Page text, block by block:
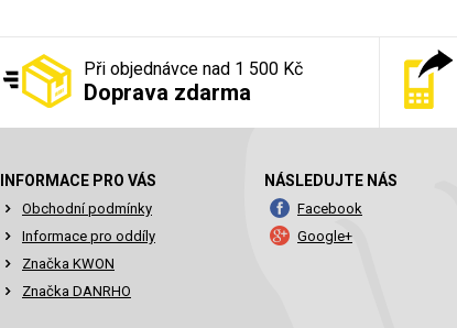
Při objednávce nad 1 500 Kč
Doprava zdarma
INFORMACE PRO VÁS
Obchodní podmínky
Informace pro oddíly
Značka KWON
Značka DANRHO
NÁSLEDUJTE NÁS
Facebook
Google+